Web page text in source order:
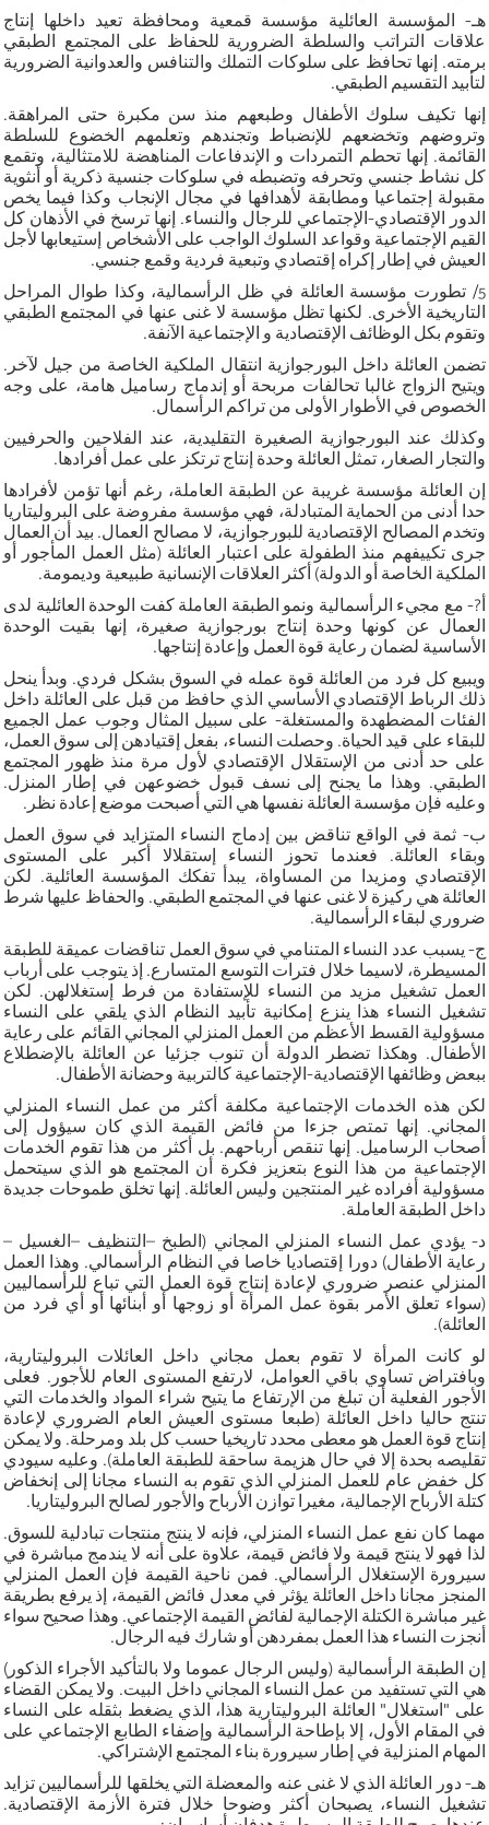
هـ- المؤسسة العائلية مؤسسة قمعية ومحافظة تعيد داخلها إنتاج
علاقات التراتب والسلطة الضرورية للحفاظ على المجتمع الطبقي
برمته. إنها تحافظ على سلوكات التملك والتنافس والعدوانية الضرورية
لتأبيد التقسيم الطبقي.
إنها تكيف سلوك الأطفال وطبعهم منذ سن مكبرة حتى المراهقة.
وتروضهم وتخضعهم للإنضباط وتجندهم وتعلمهم الخضوع للسلطة
القائمة. إنها تحطم التمردات و الإندفاعات المناهضة للامتثالية، وتقمع
كل نشاط جنسي وتحرفه وتضبطه في سلوكات جنسية ذكرية أو أنثوية
مقبولة إجتماعيا ومطابقة لأهدافها في مجال الإنجاب وكذا فيما يخص
الدور الإقتصادي-الإجتماعي للرجال والنساء. إنها ترسخ في الأذهان كل
القيم الإجتماعية وقواعد السلوك الواجب على الأشخاص إستيعابها لأجل
العيش في إطار إكراه إقتصادي وتبعية فردية وقمع جنسي.
5/ تطورت مؤسسة العائلة في ظل الرأسمالية، وكذا طوال المراحل
التاريخية الأخرى. لكنها تظل مؤسسة لا غنى عنها في المجتمع الطبقي
وتقوم بكل الوظائف الإقتصادية و الإجتماعية الآنفة.
تضمن العائلة داخل البورجوازية انتقال الملكية الخاصة من جيل لآخر.
ويتيح الزواج غالبا تحالفات مربحة أو إندماج رساميل هامة، على وجه
الخصوص في الأطوار الأولى من تراكم الرأسمال.
وكذلك عند البورجوازية الصغيرة التقليدية، عند الفلاحين والحرفيين
والتجار الصغار، تمثل العائلة وحدة إنتاج ترتكز على عمل أفرادها.
إن العائلة مؤسسة غريبة عن الطبقة العاملة، رغم أنها تؤمن لأفرادها
حدا أدنى من الحماية المتبادلة، فهي مؤسسة مفروضة على البروليتاريا
وتخدم المصالح الإقتصادية للبورجوازية، لا مصالح العمال. بيد أن العمال
جرى تكييفهم منذ الطفولة على اعتبار العائلة (مثل العمل المأجور أو
الملكية الخاصة أو الدولة) أكثر العلاقات الإنسانية طبيعية وديمومة.
أ?- مع مجيء الرأسمالية ونمو الطبقة العاملة كفت الوحدة العائلية لدى
العمال عن كونها وحدة إنتاج بورجوازية صغيرة، إنها بقيت الوحدة
الأساسية لضمان رعاية قوة العمل وإعادة إنتاجها.
ويبيع كل فرد من العائلة قوة عمله في السوق بشكل فردي. وبدأ ينحل
ذلك الرباط الإقتصادي الأساسي الذي حافظ من قبل على العائلة داخل
الفئات المضطهدة والمستغلة- على سبيل المثال وجوب عمل الجميع
للبقاء على قيد الحياة. وحصلت النساء، بفعل إقتيادهن إلى سوق العمل،
على حد أدنى من الإستقلال الإقتصادي لأول مرة منذ ظهور المجتمع
الطبقي. وهذا ما يجنح إلى نسف قبول خضوعهن في إطار المنزل.
وعليه فإن مؤسسة العائلة نفسها هي التي أصبحت موضع إعادة نظر.
ب- ثمة في الواقع تناقض بين إدماج النساء المتزايد في سوق العمل
وبقاء العائلة. فعندما تحوز النساء إستقلالا أكبر على المستوى
الإقتصادي ومزيدا من المساواة، يبدأ تفكك المؤسسة العائلية. لكن
العائلة هي ركيزة لا غنى عنها في المجتمع الطبقي. والحفاظ عليها شرط
ضروري لبقاء الرأسمالية.
ج- يسبب عدد النساء المتنامي في سوق العمل تناقضات عميقة للطبقة
المسيطرة، لاسيما خلال فترات التوسع المتسارع. إذ يتوجب على أرباب
العمل تشغيل مزيد من النساء للإستفادة من فرط إستغلالهن. لكن
تشغيل النساء هذا ينزع إمكانية تأبيد النظام الذي يلقي على النساء
مسؤولية القسط الأعظم من العمل المنزلي المجاني القائم على رعاية
الأطفال. وهكذا تضطر الدولة أن تنوب جزئيا عن العائلة بالإضطلاع
ببعض وظائفها الإقتصادية-الإجتماعية كالتربية وحضانة الأطفال.
لكن هذه الخدمات الإجتماعية مكلفة أكثر من عمل النساء المنزلي
المجاني. إنها تمتص جزءا من فائض القيمة الذي كان سيؤول إلى
أصحاب الرساميل. إنها تنقص أرباحهم. بل أكثر من هذا تقوم الخدمات
الإجتماعية من هذا النوع بتعزيز فكرة أن المجتمع هو الذي سيتحمل
مسؤولية أفراده غير المنتجين وليس العائلة. إنها تخلق طموحات جديدة
داخل الطبقة العاملة.
د- يؤدي عمل النساء المنزلي المجاني (الطبخ –التنظيف –الغسيل –
رعاية الأطفال) دورا إقتصاديا خاصا في النظام الرأسمالي. وهذا العمل
المنزلي عنصر ضروري لإعادة إنتاج قوة العمل التي تباع للرأسماليين
(سواء تعلق الأمر بقوة عمل المرأة أو زوجها أو أبنائها أو أي فرد من
العائلة).
لو كانت المرأة لا تقوم بعمل مجاني داخل العائلات البروليتارية،
وبافتراض تساوي باقي العوامل، لارتفع المستوى العام للأجور. فعلى
الأجور الفعلية أن تبلغ من الإرتفاع ما يتيح شراء المواد والخدمات التي
تنتج حاليا داخل العائلة (طبعا مستوى العيش العام الضروري لإعادة
إنتاج قوة العمل هو معطى محدد تاريخيا حسب كل بلد ومرحلة. ولا يمكن
تقليصه بحدة إلا في حال هزيمة ساحقة للطبقة العاملة). وعليه سيودي
كل خفض عام للعمل المنزلي الذي تقوم به النساء مجانا إلى إنخفاض
كتلة الأرباح الإجمالية، مغيرا توازن الأرباح والأجور لصالح البروليتاريا.
مهما كان نفع عمل النساء المنزلي، فإنه لا ينتج منتجات تبادلية للسوق.
لذا فهو لا ينتج قيمة ولا فائض قيمة، علاوة على أنه لا يندمج مباشرة في
سيرورة الإستغلال الرأسمالي. فمن ناحية القيمة فإن العمل المنزلي
المنجز مجانا داخل العائلة يؤثر في معدل فائض القيمة، إذ يرفع بطريقة
غير مباشرة الكتلة الإجمالية لفائض القيمة الإجتماعي. وهذا صحيح سواء
أنجزت النساء هذا العمل بمفردهن أو شارك فيه الرجال.
إن الطبقة الرأسمالية (وليس الرجال عموما ولا بالتأكيد الأجراء الذكور)
هي التي تستفيد من عمل النساء المجاني داخل البيت. ولا يمكن القضاء
على "استغلال" العائلة البروليتارية هذا، الذي يضغط بثقله على النساء
في المقام الأول، إلا بإطاحة الرأسمالية وإضفاء الطابع الإجتماعي على
المهام المنزلية في إطار سيرورة بناء المجتمع الإشتراكي.
هـ- دور العائلة الذي لا غنى عنه والمعضلة التي يخلقها للرأسماليين تزايد
تشغيل النساء، يصبحان أكثر وضوحا خلال فترة الأزمة الإقتصادية.